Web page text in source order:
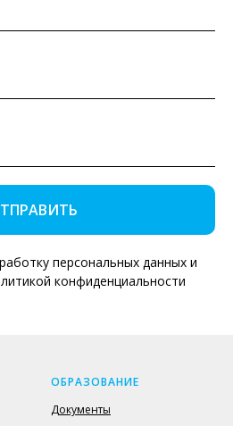
персональных данных и
конфиденциальности
ОБРАЗОВАНИЕ
Документы